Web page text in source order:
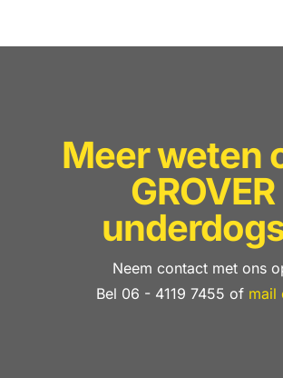
Meer weten
GROVER
Neem contact met ons
Bel 06 - 4119 7455 of mail